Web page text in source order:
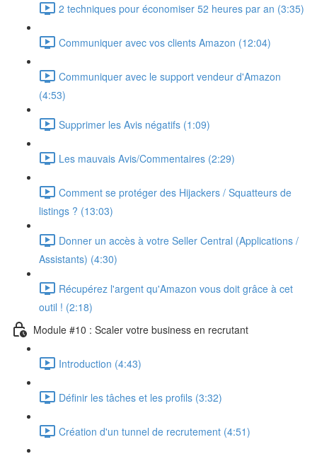
2 techniques pour économiser 52 heures par an (3:35)
Communiquer avec vos clients Amazon (12:04)
Communiquer avec le support vendeur d'Amazon
(4:53)
Supprimer les Avis négatifs (1:09)
Les mauvais Avis/Commentaires (2:29)
Comment se protéger des Hijackers / Squatteurs de
listings ? (13:03)
Donner un accès à votre Seller Central (Applications /
Assistants) (4:30)
Récupérez l'argent qu'Amazon vous doit grâce à cet
outil ! (2:18)
Module #10 : Scaler votre business en recrutant
Introduction (4:43)
Définir les tâches et les profils (3:32)
Création d'un tunnel de recrutement (4:51)